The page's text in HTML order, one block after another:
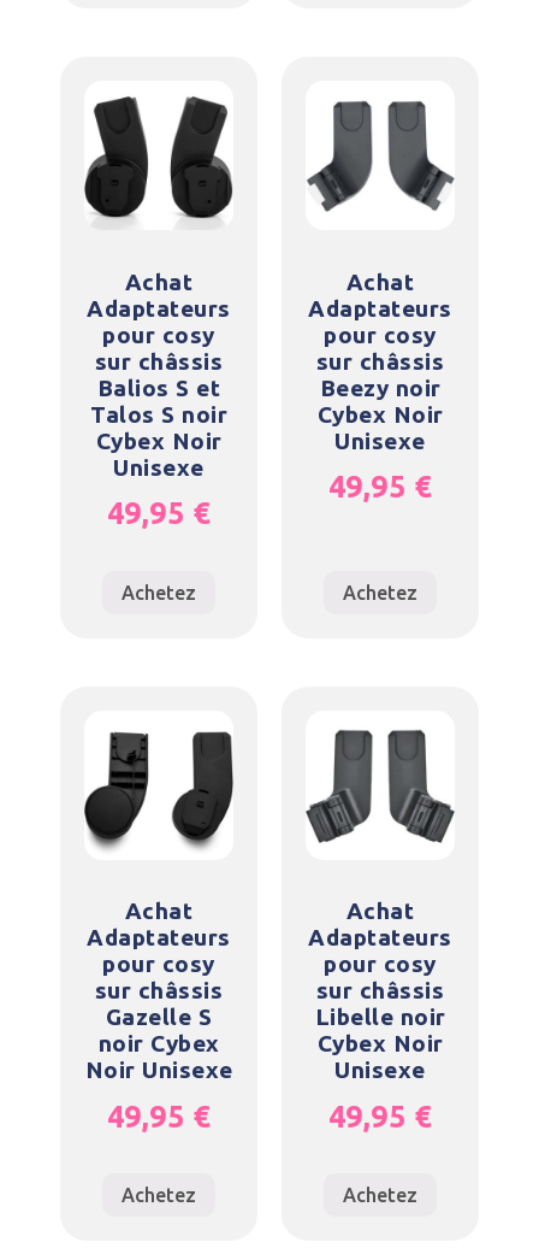
Achat
Adaptateurs
pour cosy
sur châssis
Balios S et
Talos S noir
Cybex Noir
Unisexe
49,95 €
Achetez
Achat
Adaptateurs
pour cosy
sur châssis
Beezy noir
Cybex Noir
Unisexe
49,95 €
Achetez
Achat
Adaptateurs
pour cosy
sur châssis
Gazelle S
noir Cybex
Noir Unisexe
49,95 €
Achetez
Achat
Adaptateurs
pour cosy
sur châssis
Libelle noir
Cybex Noir
Unisexe
49,95 €
Achetez